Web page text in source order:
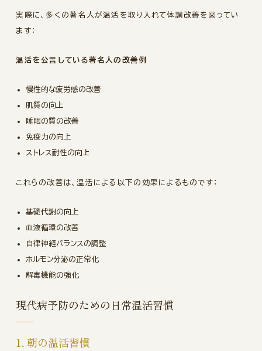
実際に、多くの著名人が温活を取り入れて体調改善を図ってい
ます：
温活を公言している著名人の改善例
慢性的な疲労感の改善
肌質の向上
睡眠の質の改善
免疫力の向上
ストレス耐性の向上
これらの改善は、温活による以下の効果によるものです：
基礎代謝の向上
血液循環の改善
自律神経バランスの調整
ホルモン分泌の正常化
解毒機能の強化
現代病予防のための日常温活習慣
1. 朝の温活習慣